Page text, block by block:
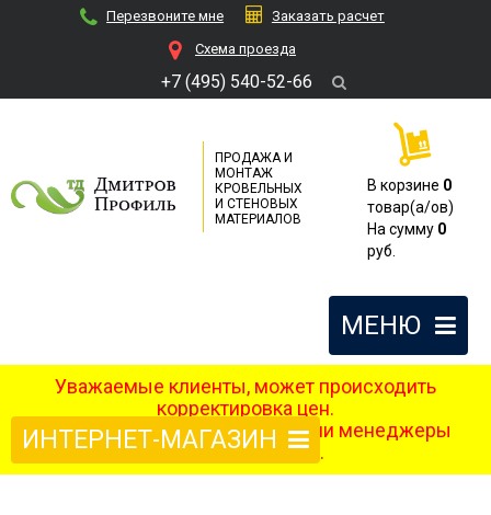
Перезвоните мне
Заказать расчет
Cхема проезда
+7 (495) 540-52-66
ПРОДАЖА И
МОНТАЖ
КРОВЕЛЬНЫХ
И СТЕНОВЫХ
МАТЕРИАЛОВ
В корзине 0
товар(a/ов)
На сумму 0
руб.
МЕНЮ
Уважаемые клиенты, может происходить
корректировка цен.
После оформления заказа наши менеджеры
свяжутся с вами.
ИНТЕРНЕТ-МАГАЗИН